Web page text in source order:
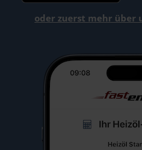
oder zuerst mehr über